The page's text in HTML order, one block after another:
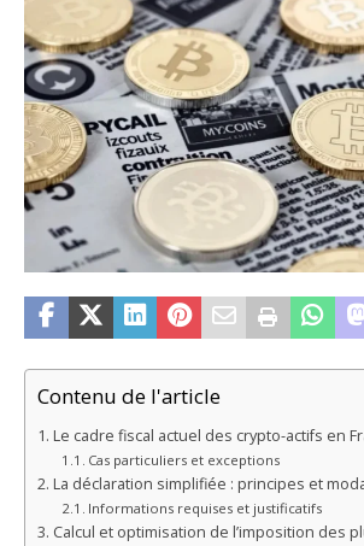
Contenu de l'article
Le cadre fiscal actuel des crypto-actifs en
Cas particuliers et exceptions
La déclaration simplifiée : principes et
Informations requises et justificatifs
Calcul et optimisation de l’imposition des